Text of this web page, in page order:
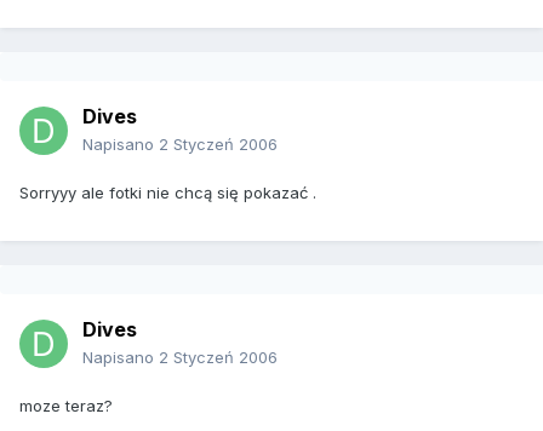
Dives
Napisano 2 Styczeń 2006
Sorryyy ale fotki nie chcą się pokazać .
Dives
Napisano 2 Styczeń 2006
moze teraz?